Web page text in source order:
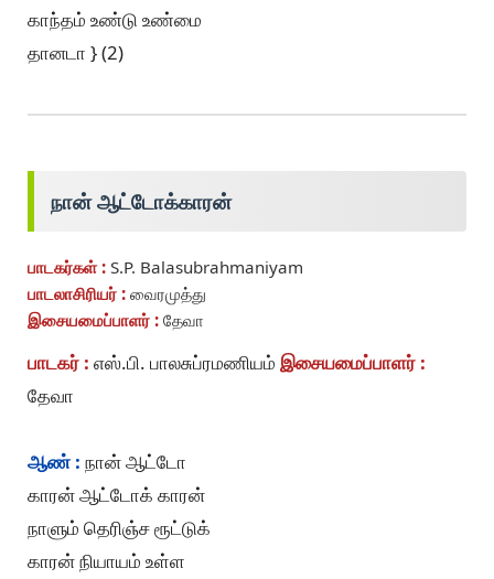
காந்தம் உண்டு உண்மை
தானடா } (2)
நான் ஆட்டோக்காரன்
பாடகர்கள் : S.P. Balasubrahmaniyam
பாடலாசிரியர் : வைரமுத்து
இசையமைப்பாளர் : தேவா
பாடகர் : எஸ்.பி. பாலசுப்ரமணியம் இசையமைப்பாளர் :
தேவா
ஆண் : நான் ஆட்டோ
காரன் ஆட்டோக் காரன்
நாளும் தெரிஞ்ச ரூட்டுக்
காரன் நியாயம் உள்ள